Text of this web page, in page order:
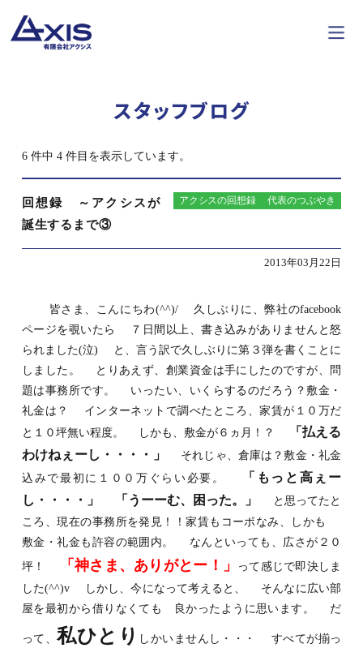
スタッフブログ
6 件中 4 件目を表示しています。
回想録 ～アクシスが
誕生するまで③
アクシスの回想録 代表のつぶやき
2013年03月22日
皆さま、こんにちわ(^^)/ 久しぶりに、弊社のfacebook
ページを覗いたら ７日間以上、書き込みがありませんと怒
られました(泣) と、言う訳で久しぶりに第３弾を書くことに
しました。 とりあえず、創業資金は手にしたのですが、問
題は事務所です。 いったい、いくらするのだろう？敷金・
礼金は？ インターネットで調べたところ、家賃が１０万だ
と１０坪無い程度。 しかも、敷金が６ヵ月！？
「払える
わけねぇーし・・・・」
それじゃ、倉庫は？敷金・礼金
込みで最初に１００万ぐらい必要。
「もっと高ぇー
し・・・・」
「うーーむ、困った。」
と思ってたと
ころ、現在の事務所を発見！！家賃もコーポなみ、しかも
敷金・礼金も許容の範囲内。 なんといっても、広さが２０
坪！
「神さま、ありがとー！」
って感じで即決しま
した(^^)v しかし、今になって考えると、 そんなに広い部
屋を最初から借りなくても
良かったように思います。 だ
って、私ひとり しかいませんし・・・ すべてが揃っ